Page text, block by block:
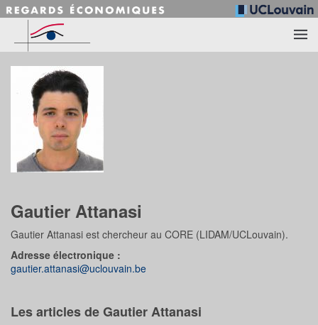
Accéder au contenu principal
Gautier Attanasi
Gautier Attanasi est chercheur au CORE (LIDAM/UCLouvain).
Adresse électronique :
gautier.attanasi@uclouvain.be
Les articles de Gautier Attanasi